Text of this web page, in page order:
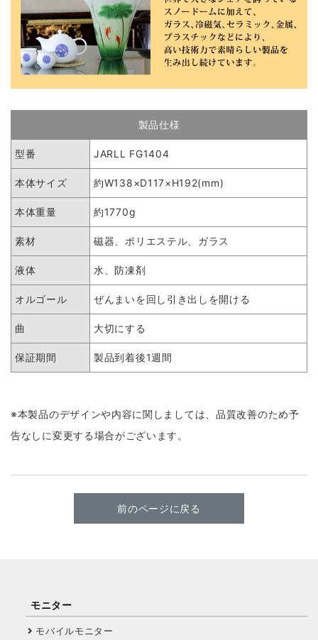
製品仕様
型番 JARLL FG1404
本体サイズ 約W138×D117×H192(mm)
本体重量 約1770g
素材 磁器、ポリエステル、ガラス
液体 水、防凍剤
オルゴール ぜんまいを回し引き出しを開ける
曲 大切にする
保証期間 製品到着後1週間
※本製品のデザインや内容に関しましては、品質改善のため予
告なしに変更する場合がございます。
前のページに戻る
モニター
モバイルモニター